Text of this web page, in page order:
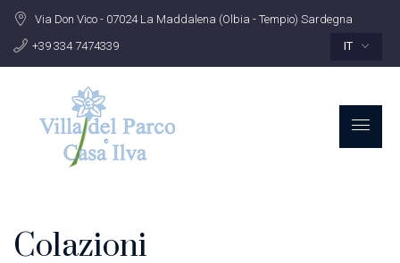
Via Don Vico - 07024 La Maddalena (Olbia - Tempio) Sardegna
+39 334 7474339
IT
Colazioni